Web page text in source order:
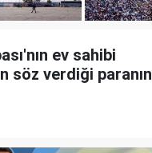
ev sahibi
söz verdiği paranın